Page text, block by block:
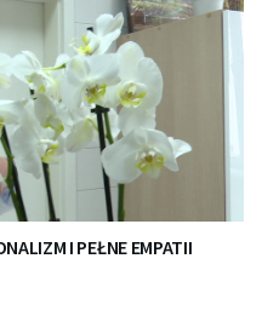
I PEŁNE EMPATII